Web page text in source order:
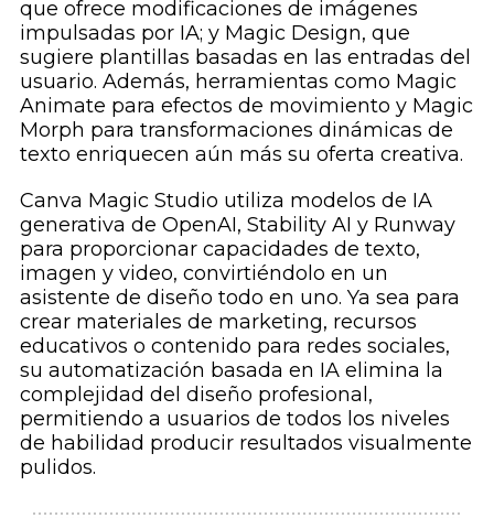
que ofrece modificaciones de imágenes
impulsadas por IA; y Magic Design, que
sugiere plantillas basadas en las entradas del
usuario. Además, herramientas como Magic
Animate para efectos de movimiento y Magic
Morph para transformaciones dinámicas de
texto enriquecen aún más su oferta creativa.
Canva Magic Studio utiliza modelos de IA
generativa de OpenAI, Stability AI y Runway
para proporcionar capacidades de texto,
imagen y video, convirtiéndolo en un
asistente de diseño todo en uno. Ya sea para
crear materiales de marketing, recursos
educativos o contenido para redes sociales,
su automatización basada en IA elimina la
complejidad del diseño profesional,
permitiendo a usuarios de todos los niveles
de habilidad producir resultados visualmente
pulidos.